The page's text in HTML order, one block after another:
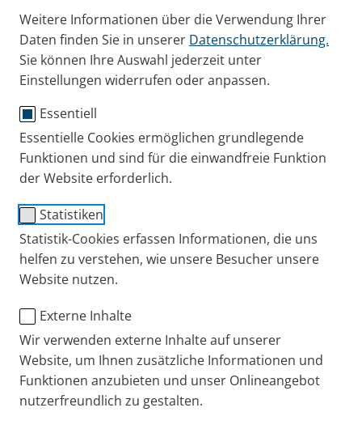
Weitere Informationen über die Verwendung Ihrer
Daten finden Sie in unserer Datenschutzerklärung.
Sie können Ihre Auswahl jederzeit unter
Einstellungen widerrufen oder anpassen.
Essentiell
Essentielle Cookies ermöglichen grundlegende
Funktionen und sind für die einwandfreie Funktion
der Website erforderlich.
Statistiken
Statistik-Cookies erfassen Informationen, die uns
helfen zu verstehen, wie unsere Besucher unsere
Website nutzen.
Externe Inhalte
Wir verwenden externe Inhalte auf unserer
Website, um Ihnen zusätzliche Informationen und
Funktionen anzubieten und unser Onlineangebot
nutzerfreundlich zu gestalten.
Mit freundlichen Grüßen
Ihre PARI GmbH
Zurück zur PARI Internetseite
PARI DE Kontakt
+49 (0) 8151 279 279
Kontakt
Blog
Karriere